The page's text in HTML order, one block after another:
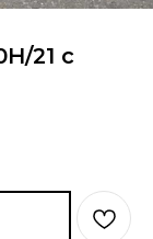
21 c